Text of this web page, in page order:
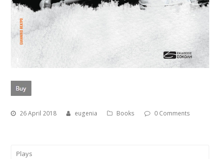
26 April 2018 eugenia Books 0 Comments
Plays